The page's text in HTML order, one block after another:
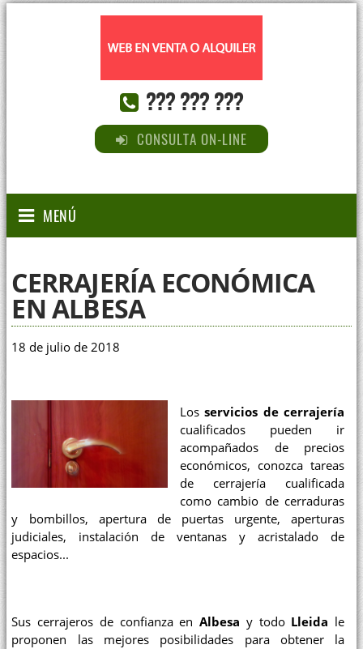
??? ??? ???
CONSULTA ON-LINE
MENÚ
CERRAJERÍA ECONÓMICA
EN ALBESA
18 de julio de 2018
Losservicios de cerrajería
cualificados pueden ir
acompañados de precios
económicos, conozca tareas
de cerrajería cualificada
como cambio de cerraduras
y bombillos, apertura de puertas urgente, aperturas
judiciales, instalación de ventanas y acristalado de
espacios...
Sus cerrajeros de confianza enAlbesa y todo Lleida le
proponen las mejores posibilidades para obtener la